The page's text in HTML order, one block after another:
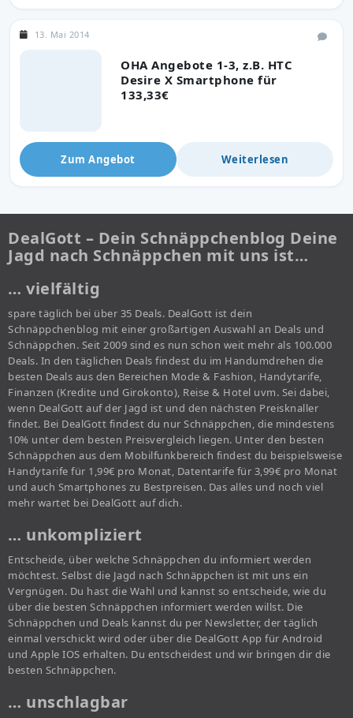
OHA Angebote 1-3, z.B. HTC
Desire X Smartphone für
133,33€
13. Mai 2014
Zum Angebot Weiterlesen
DealGott – Dein Schnäppchenblog Deine
Jagd nach Schnäppchen mit uns ist…
… vielfältig
spare täglich bei über 35 Deals. DealGott ist dein
Schnäppchenblog mit einer großartigen Auswahl an Deals und
Schnäppchen. Seit 2009 sind es nun schon weit mehr als 100.000
Deals. In den täglichen Deals findest du im Handumdrehen die
besten Deals aus den Bereichen Mode & Fashion, Handytarife,
Finanzen (Kredite und Girokonto), Reise & Hotel uvm. Sei dabei,
wenn DealGott auf der Jagd ist und den nächsten Preisknaller
findet. Bei DealGott findest du nur Schnäppchen, die mindestens
10% unter dem besten Preisvergleich liegen. Unter den besten
Schnäppchen aus dem Mobilfunkbereich findest du beispielsweise
Handytarife für 1,99€ pro Monat, Datentarife für 3,99€ pro Monat
und auch Smartphones zu Bestpreisen. Das alles und noch viel
mehr wartet bei DealGott auf dich.
… unkompliziert
Entscheide, über welche Schnäppchen du informiert werden
möchtest. Selbst die Jagd nach Schnäppchen ist mit uns ein
Vergnügen. Du hast die Wahl und kannst so entscheide, wie du
über die besten Schnäppchen informiert werden willst. Die
Schnäppchen und Deals kannst du per Newsletter, der täglich
einmal verschickt wird oder über die DealGott App für Android
und Apple IOS erhalten. Du entscheidest und wir bringen dir die
besten Schnäppchen.
… unschlagbar